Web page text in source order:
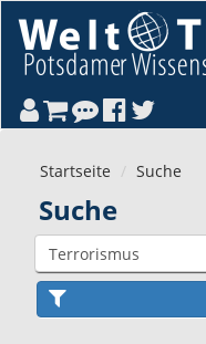
Startseite Suche
Suche